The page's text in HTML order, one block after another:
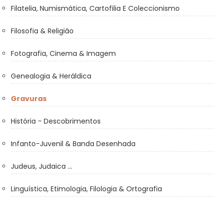
Filatelia, Numismática, Cartofilia E Coleccionismo
Filosofia & Religião
Fotografia, Cinema & Imagem
Genealogia & Heráldica
Gravuras
História - Descobrimentos
Infanto-Juvenil & Banda Desenhada
Judeus, Judaica ...
Linguística, Etimologia, Filologia & Ortografia